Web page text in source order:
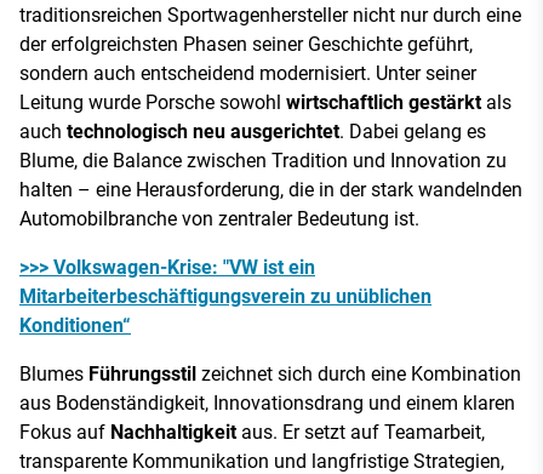
traditionsreichen Sportwagenhersteller nicht nur durch eine
der erfolgreichsten Phasen seiner Geschichte geführt,
sondern auch entscheidend modernisiert. Unter seiner
Leitung wurde Porsche sowohl wirtschaftlich gestärktals
auch technologisch neu ausgerichtet. Dabei gelang es
Blume, die Balance zwischen Tradition und Innovation zu
halten – eine Herausforderung, die in der stark wandelnden
Automobilbranche von zentraler Bedeutung ist.
>>> Volkswagen-Krise: "VW ist ein
Mitarbeiterbeschäftigungsverein zu unüblichen
Konditionen“
Blumes Führungsstil zeichnet sich durch eine Kombination
aus Bodenständigkeit, Innovationsdrang und einem klaren
Fokus auf Nachhaltigkeitaus. Er setzt auf Teamarbeit,
transparente Kommunikation und langfristige Strategien,